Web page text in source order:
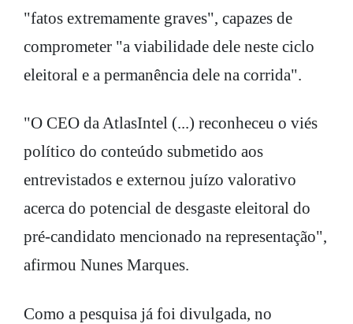
"fatos extremamente graves", capazes de
comprometer "a viabilidade dele neste ciclo
eleitoral e a permanência dele na corrida".
"O CEO da AtlasIntel (...) reconheceu o viés
político do conteúdo submetido aos
entrevistados e externou juízo valorativo
acerca do potencial de desgaste eleitoral do
pré-candidato mencionado na representação",
afirmou Nunes Marques.
Como a pesquisa já foi divulgada, no